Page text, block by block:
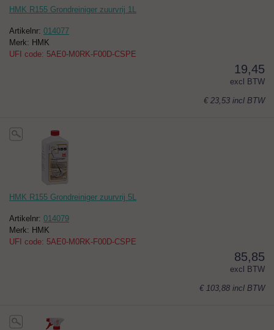
HMK R155 Grondreiniger zuurvrij 1L
Artikelnr: 014077
Merk: HMK
UFI code: 5AE0-M0RK-F00D-CSPE
19,45
excl BTW
€ 23,53 incl BTW
HMK R155 Grondreiniger zuurvrij 5L
Artikelnr: 014079
Merk: HMK
UFI code: 5AE0-M0RK-F00D-CSPE
85,85
excl BTW
€ 103,88 incl BTW